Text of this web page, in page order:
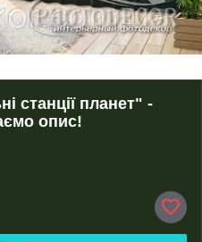
станції планет" -
опис!